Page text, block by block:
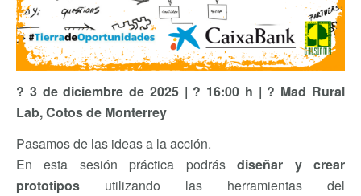
? ️ 3 de diciembre de 2025 | ? 16:00 h | ? Mad Rural
Lab, Cotos de Monterrey
Pasamos de las ideas a la acción.
En esta sesión práctica podrásdiseñar y crear
prototipos utilizando las herramientas del